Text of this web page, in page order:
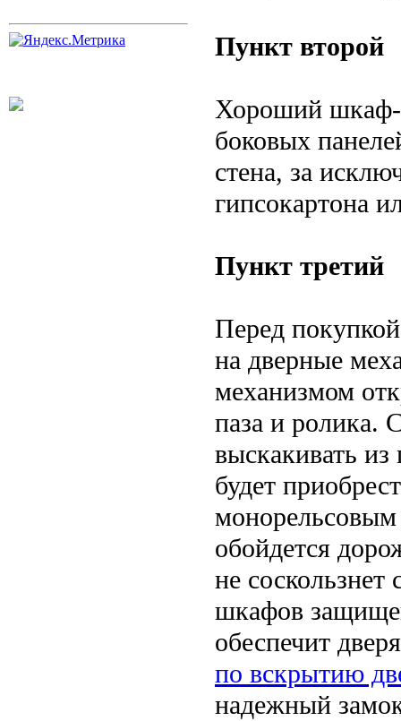
Пункт второй
Хороший шкаф-
боковых
стена, за
гипсокартона
Пункт третий
Перед
на дверные
механизмом
паза и ролика.
выскакивать
будет
обойдется
не
шкафов
обеспечит
по вскрытию
надежный